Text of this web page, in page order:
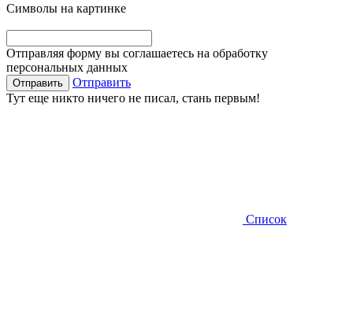
Символы на картинке
Отправляя форму вы соглашаетесь на обработку
персональных данных
Отправить
Тут еще никто ничего не писал, стань первым!
Список